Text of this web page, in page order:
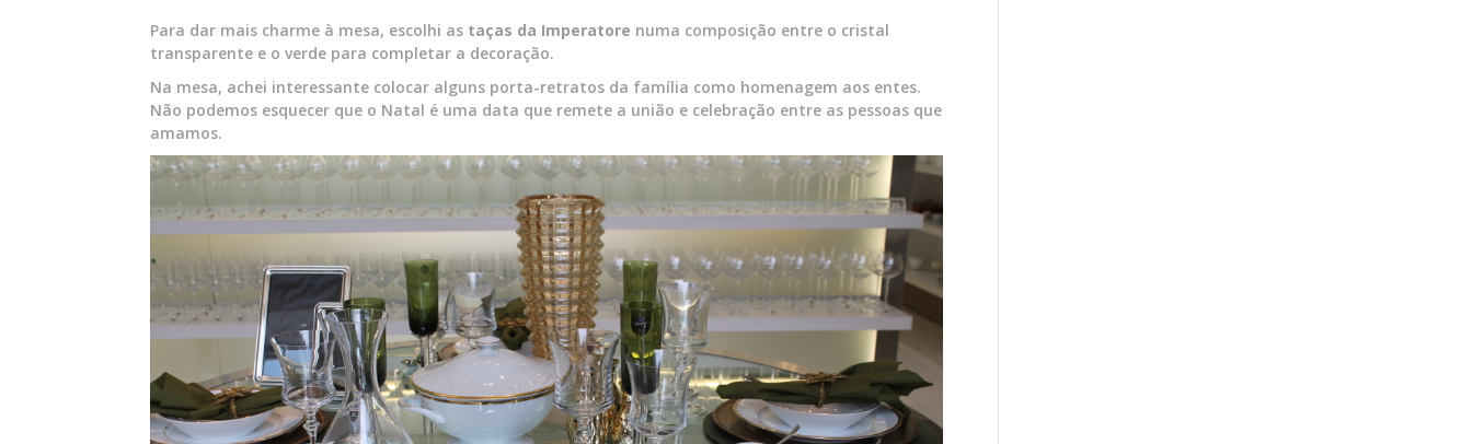
Para dar mais charme à mesa, escolhi as taças da Imperatore numa composição entre o cristal
transparente e o verde para completar a decoração.
Na mesa, achei interessante colocar alguns porta-retratos da família como homenagem aos entes.
Não podemos esquecer que o Natal é uma data que remete a união e celebração entre as pessoas que
amamos.